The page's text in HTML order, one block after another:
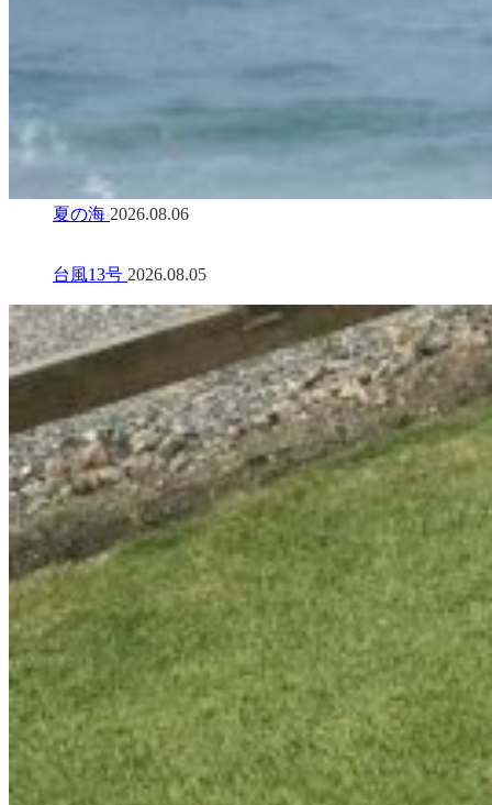
夏の海 2026.08.06
台風13号 2026.08.05